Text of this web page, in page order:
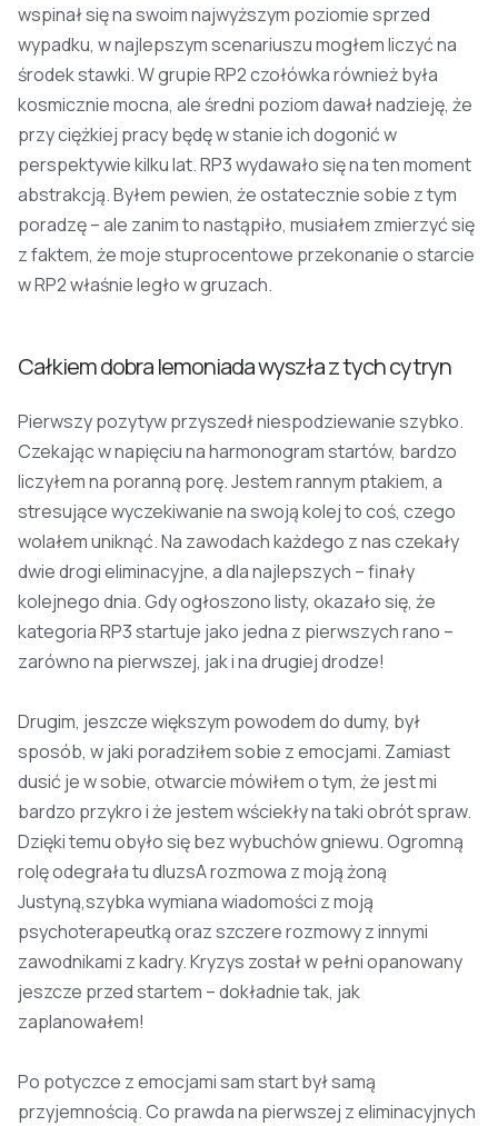
wspinał się na swoim najwyższym poziomie sprzed
wypadku, w najlepszym scenariuszu mogłem liczyć na
środek stawki. W grupie RP2 czołówka również była
kosmicznie mocna, ale średni poziom dawał nadzieję, że
przy ciężkiej pracy będę w stanie ich dogonić w
perspektywie kilku lat. RP3 wydawało się na ten moment
abstrakcją. Byłem pewien, że ostatecznie sobie z tym
poradzę – ale zanim to nastąpiło, musiałem zmierzyć się
z faktem, że moje stuprocentowe przekonanie o starcie
w RP2 właśnie legło w gruzach.
Całkiem dobra lemoniada wyszła z tych cytryn
Pierwszy pozytyw przyszedł niespodziewanie szybko.
Czekając w napięciu na harmonogram startów, bardzo
liczyłem na poranną porę. Jestem rannym ptakiem, a
stresujące wyczekiwanie na swoją kolej to coś, czego
wolałem uniknąć. Na zawodach każdego z nas czekały
dwie drogi eliminacyjne, a dla najlepszych – finały
kolejnego dnia. Gdy ogłoszono listy, okazało się, że
kategoria RP3 startuje jako jedna z pierwszych rano –
zarówno na pierwszej, jak i na drugiej drodze!
Drugim, jeszcze większym powodem do dumy, był
sposób, w jaki poradziłem sobie z emocjami. Zamiast
dusić je w sobie, otwarcie mówiłem o tym, że jest mi
bardzo przykro i że jestem wściekły na taki obrót spraw.
Dzięki temu obyło się bez wybuchów gniewu. Ogromną
rolę odegrała tu dluzsA rozmowa z moją żoną
Justyną,szybka wymiana wiadomości z moją
psychoterapeutką oraz szczere rozmowy z innymi
zawodnikami z kadry. Kryzys został w pełni opanowany
jeszcze przed startem – dokładnie tak, jak
zaplanowałem!
Po potyczce z emocjami sam start był samą
przyjemnością. Co prawda na pierwszej z eliminacyjnych